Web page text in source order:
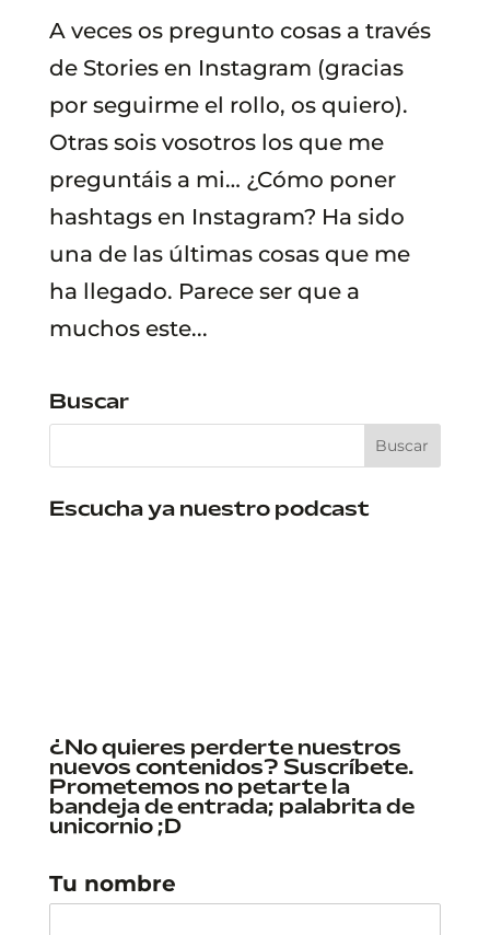
A veces os pregunto cosas a través
de Stories en Instagram (gracias
por seguirme el rollo, os quiero).
Otras sois vosotros los que me
preguntáis a mi… ¿Cómo poner
hashtags en Instagram? Ha sido
una de las últimas cosas que me
ha llegado. Parece ser que a
muchos este...
Buscar
Escucha ya nuestro podcast
¿No quieres perderte nuestros
nuevos contenidos? Suscríbete.
Prometemos no petarte la
bandeja de entrada; palabrita de
unicornio ;D
Tu nombre